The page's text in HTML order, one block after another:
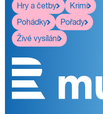
Hry a četby
Krimi
Pohádky
Pořady
Živé vysílání